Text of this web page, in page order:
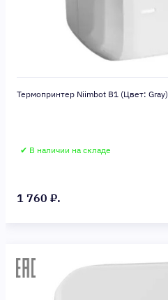
Термопринтер Niimbot B1 (Цвет: Gray)
✔ В наличии на складе
1 760 ₽.